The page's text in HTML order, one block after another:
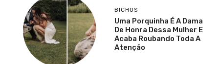
BICHOS
Uma Porquinha É A Dama
De Honra Dessa Mulher E
Acaba Roubando Toda A
Atenção